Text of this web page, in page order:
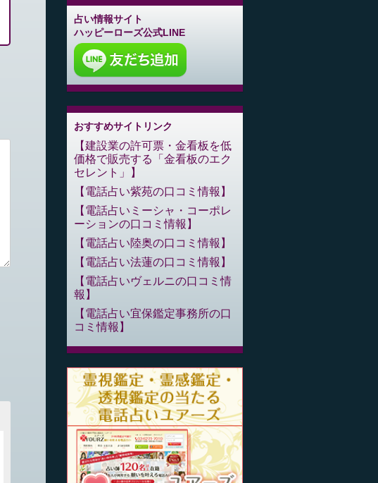
占い情報サイト
ハッピーローズ公式LINE
おすすめサイトリンク
建設業の許可票・金看板を低
価格で販売する「金看板のエク
セレント」
電話占い紫苑の口コミ情報
電話占いミーシャ・コーポレ
ーションの口コミ情報
電話占い陸奥の口コミ情報
電話占い法蓮の口コミ情報
電話占いヴェルニの口コミ情
報
電話占い宜保鑑定事務所の口
コミ情報